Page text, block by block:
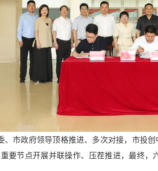
、市政府领导顶格推进、多次对接，市投
要节点开展并联操作、压茬推进，最终